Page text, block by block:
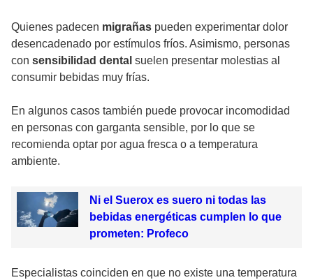
Quienes padecen migrañas pueden experimentar dolor
desencadenado por estímulos fríos. Asimismo, personas
con sensibilidad dental suelen presentar molestias al
consumir bebidas muy frías.
En algunos casos también puede provocar incomodidad
en personas con garganta sensible, por lo que se
recomienda optar por agua fresca o a temperatura
ambiente.
Ni el Suerox es suero ni todas las
bebidas energéticas cumplen lo que
prometen: Profeco
Especialistas coinciden en que no existe una temperatura